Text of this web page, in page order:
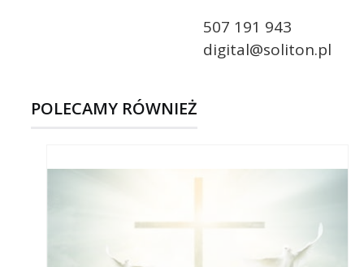
507 191 943
digital@soliton.pl
POLECAMY RÓWNIEŻ